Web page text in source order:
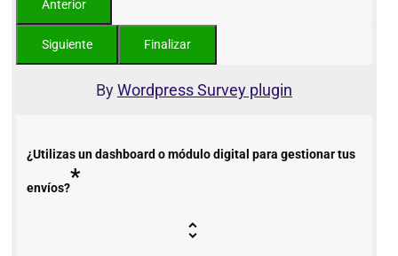
ByWordpress Survey plugin
¿Utilizas un dashboard o módulo digital para gestionar tus
envíos?*